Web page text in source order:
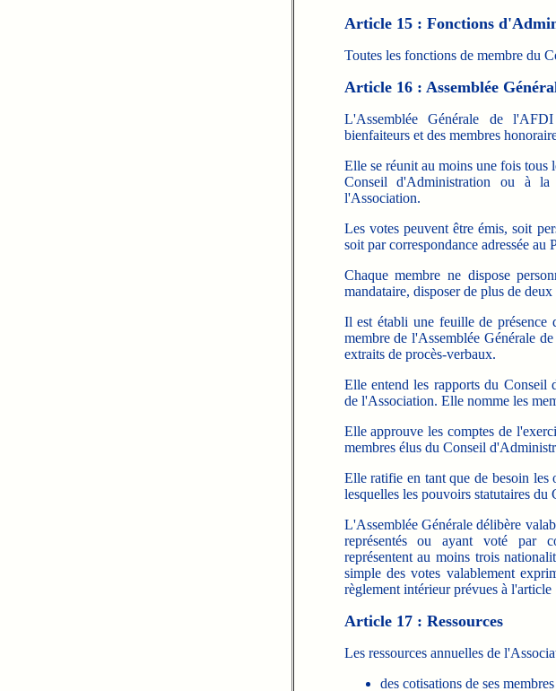
Article 15 : Fonctions
Toutes les fonctions de membre du
Article 16 : Assemblée
L'Assemblée Générale de
bienfaiteurs et des membres
Elle se réunit au moins une fois tous
Conseil d'Administration ou à
l'Association.
Les votes peuvent être émis, soit
soit par correspondance adressée au
Chaque membre ne dispose
mandataire, disposer de plus de
Il est établi une feuille de présence
membre de l'Assemblée Générale
extraits de procès-verbaux.
Elle entend les rapports du
de l'Association. Elle nomme les
Elle approuve les comptes de
membres élus du Conseil
Elle ratifie en tant que de besoin
lesquelles les pouvoirs statutaires
L'Assemblée Générale délibère
représentés ou ayant voté par
représentent au moins trois
simple des votes valablement
règlement intérieur prévues à l'article
Article 17 : Ressources
Les ressources annuelles de
des cotisations de ses